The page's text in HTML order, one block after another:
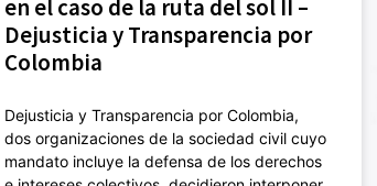
en el caso de la ruta del sol II –
Dejusticia y Transparencia por
Colombia
Dejusticia y Transparencia por Colombia,
dos organizaciones de la sociedad civil cuyo
mandato incluye la defensa de los derechos